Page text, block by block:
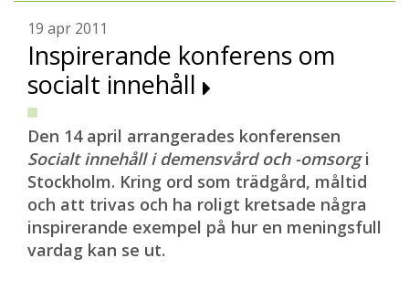
19 apr 2011
Inspirerande konferens om
socialt innehåll
Den 14 april arrangerades konferensen
Socialt innehåll i demensvård och -omsorgi
Stockholm. Kring ord som trädgård, måltid
och att trivas och ha roligt kretsade några
inspirerande exempel på hur en meningsfull
vardag kan se ut.